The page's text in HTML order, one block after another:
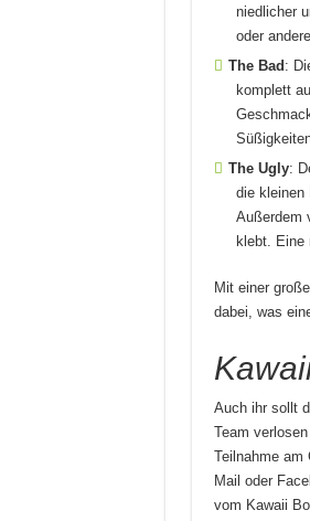
niedlicher
oder
The Bad :
komplett
The Ugly:
die kleinen
Außerdem
klebt. Eine
Mit einer
dabei, was
Auch ihr sollt
Team
Teilnahme am
Mail oder
vom Kawaii